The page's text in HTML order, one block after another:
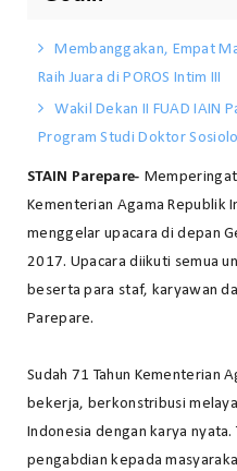
Membanggakan, Empat
Raih Juara di POROS Intim III
Wakil Dekan II FUAD IAIN
Program Studi Doktor
STAIN Parepare-
Kementerian Agama Republik
menggelar upacara di depan
2017. Upacara diikuti semua
beserta para staf, karyawan
Parepare.
Sudah 71 Tahun Kementerian
bekerja, berkonstribusi
Indonesia dengan karya
pengabdian kepada